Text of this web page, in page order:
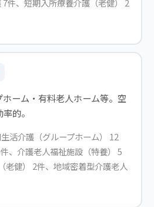
件、短期入所療養介護（老健） 2
ーム・有料老人ホーム等。空
的。
活介護（グループホーム） 12
、介護老人福祉施設（特養） 5
老健） 2件、地域密着型介護老人